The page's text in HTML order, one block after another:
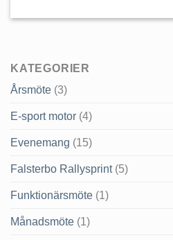
KATEGORIER
Årsmöte (3)
E-sport motor (4)
Evenemang (15)
Falsterbo Rallysprint(5)
Funktionärsmöte (1)
Månadsmöte (1)